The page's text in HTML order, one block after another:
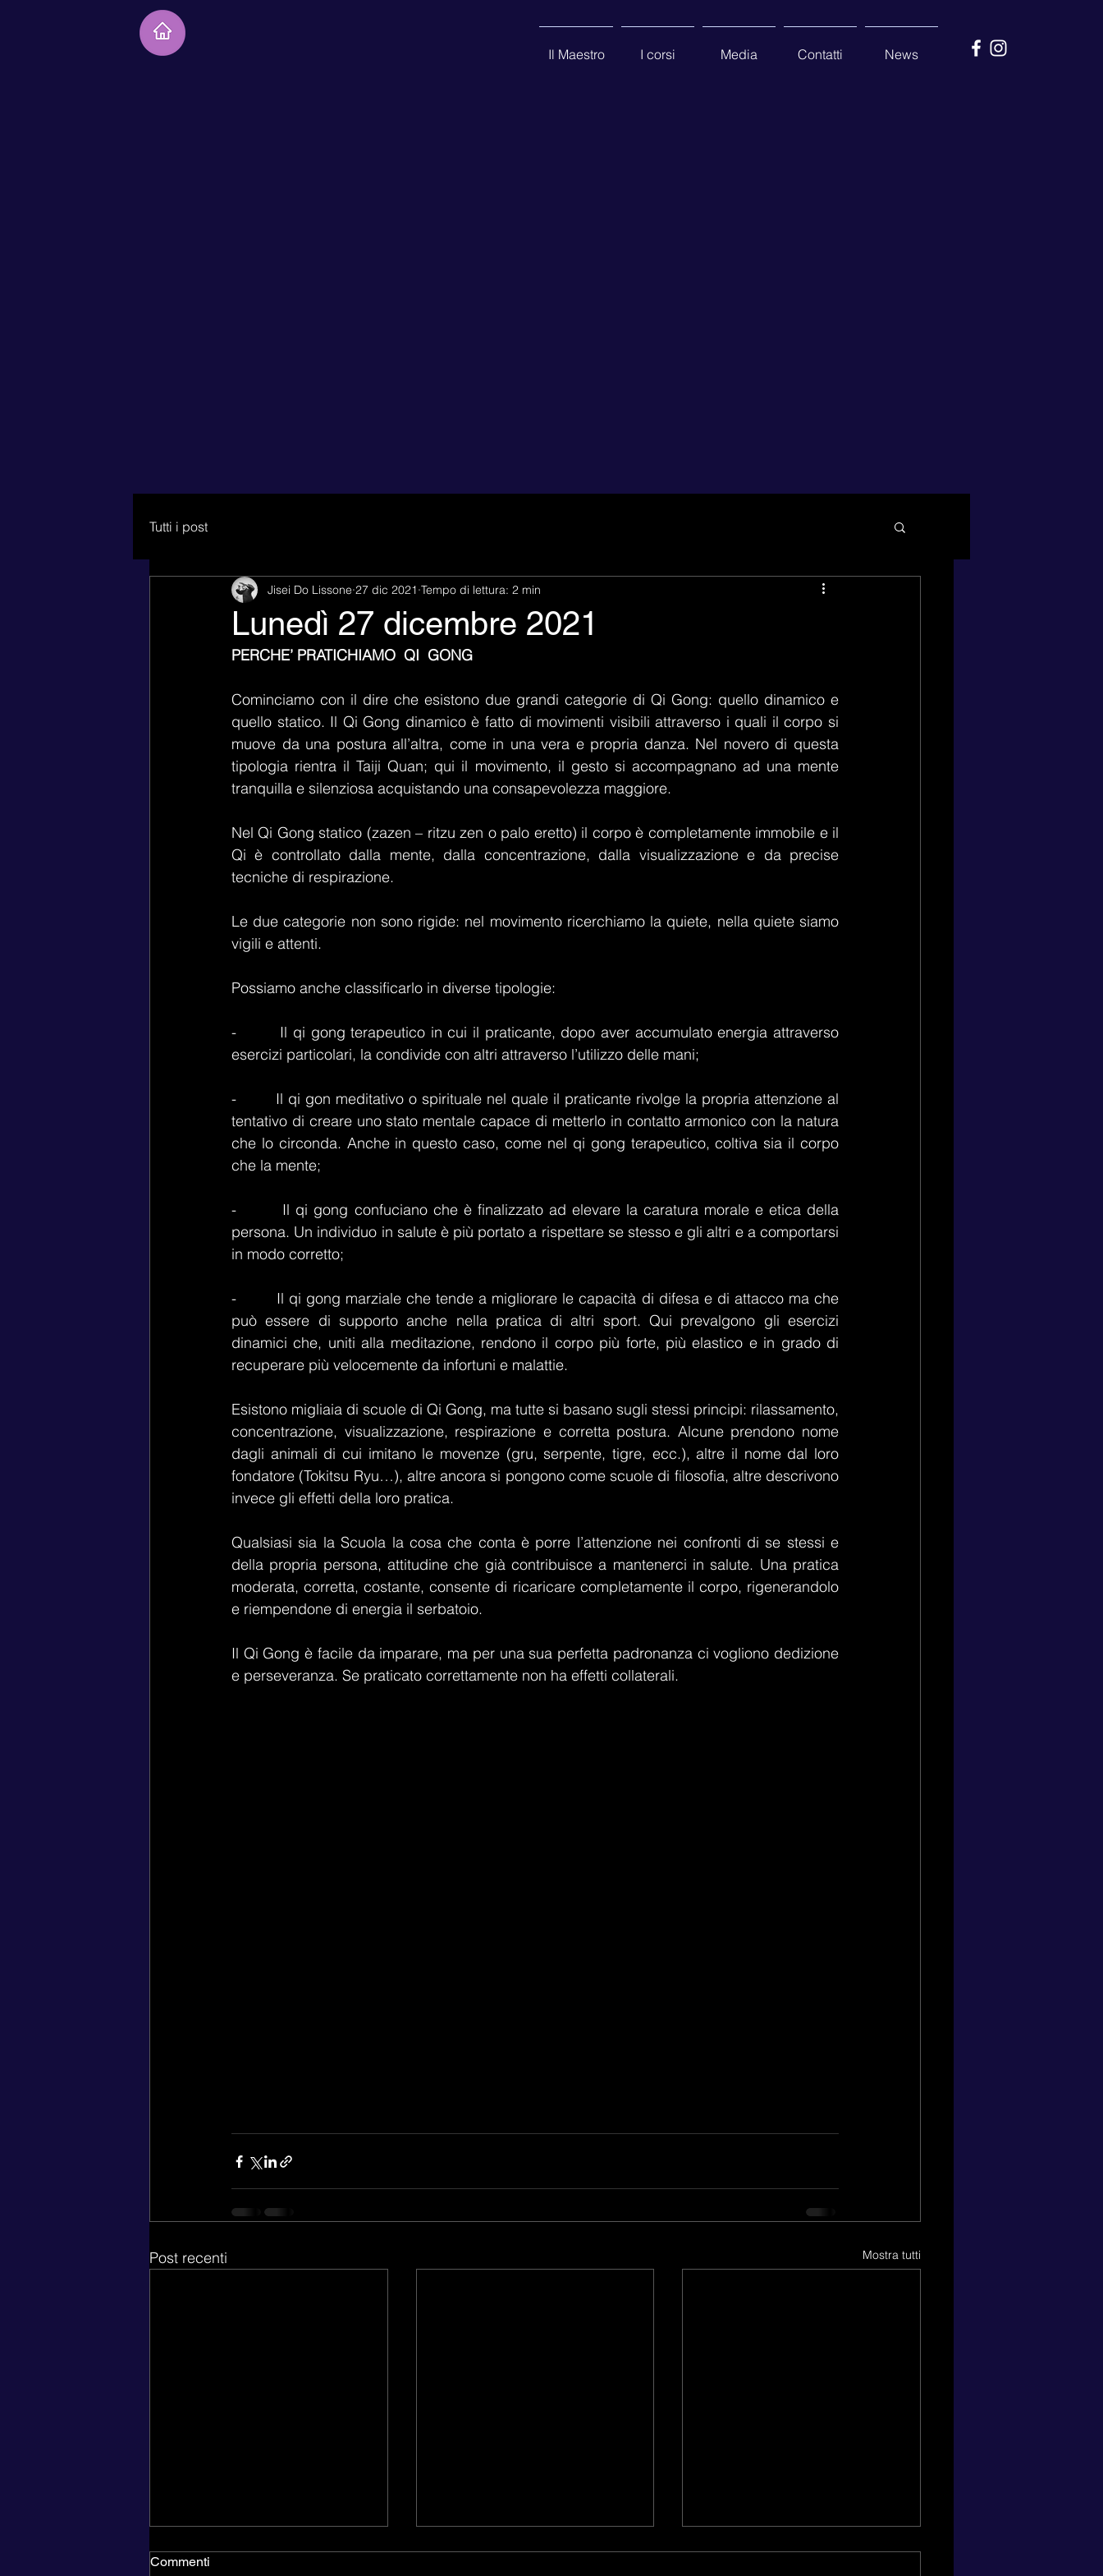
Il Maestro I corsi Media Contatti News
Tutti i post
Lunedì 27 dicembre 2021
Jisei Do Lissone 27 dic 2021 Tempo di lettura: 2 min
PERCHE’ PRATICHIAMO  QI  GONG
Cominciamo con il dire che esistono due grandi categorie di Qi Gong: quello dinamico e
quello statico. Il Qi Gong dinamico è fatto di movimenti visibili attraverso i quali il corpo si
muove da una postura all’altra, come in una vera e propria danza. Nel novero di questa
tipologia rientra il Taiji Quan; qui il movimento, il gesto si accompagnano ad una mente
tranquilla e silenziosa acquistando una consapevolezza maggiore.
Nel Qi Gong statico (zazen – ritzu zen o palo eretto) il corpo è completamente immobile e il
Qi è controllato dalla mente, dalla concentrazione, dalla visualizzazione e da precise
tecniche di respirazione.
Le due categorie non sono rigide: nel movimento ricerchiamo la quiete, nella quiete siamo
vigili e attenti.
Possiamo anche classificarlo in diverse tipologie:
-        Il qi gong terapeutico in cui il praticante, dopo aver accumulato energia attraverso
esercizi particolari, la condivide con altri attraverso l’utilizzo delle mani;
-        Il qi gon meditativo o spirituale nel quale il praticante rivolge la propria attenzione al
tentativo di creare uno stato mentale capace di metterlo in contatto armonico con la natura
che lo circonda. Anche in questo caso, come nel qi gong terapeutico, coltiva sia il corpo
che la mente;
-        Il qi gong confuciano che è finalizzato ad elevare la caratura morale e etica della
persona. Un individuo in salute è più portato a rispettare se stesso e gli altri e a comportarsi
in modo corretto;
-        Il qi gong marziale che tende a migliorare le capacità di difesa e di attacco ma che
può essere di supporto anche nella pratica di altri sport. Qui prevalgono gli esercizi
dinamici che, uniti alla meditazione, rendono il corpo più forte, più elastico e in grado di
recuperare più velocemente da infortuni e malattie.
Esistono migliaia di scuole di Qi Gong, ma tutte si basano sugli stessi principi: rilassamento,
concentrazione, visualizzazione, respirazione e corretta postura. Alcune prendono nome
dagli animali di cui imitano le movenze (gru, serpente, tigre, ecc.), altre il nome dal loro
fondatore (Tokitsu Ryu…), altre ancora si pongono come scuole di filosofia, altre descrivono
invece gli effetti della loro pratica.
Qualsiasi sia la Scuola la cosa che conta è porre l’attenzione nei confronti di se stessi e
della propria persona, attitudine che già contribuisce a mantenerci in salute. Una pratica
moderata, corretta, costante, consente di ricaricare completamente il corpo, rigenerandolo
e riempendone di energia il serbatoio.
Il Qi Gong è facile da imparare, ma per una sua perfetta padronanza ci vogliono dedizione
e perseveranza. Se praticato correttamente non ha effetti collaterali.
Post recenti Mostra tutti
Commenti